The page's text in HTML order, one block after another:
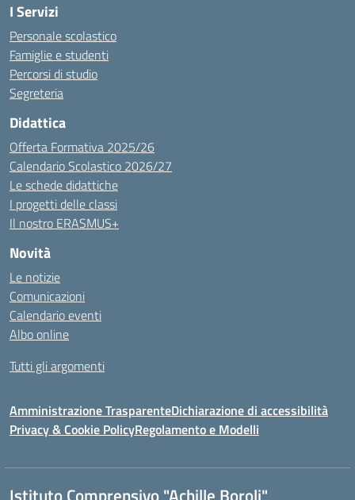
I Servizi
Personale scolastico
Famiglie e studenti
Percorsi di studio
Segreteria
Didattica
Offerta Formativa 2025/26
Calendario Scolastico 2026/27
Le schede didattiche
I progetti delle classi
Il nostro ERASMUS+
Novità
Le notizie
Comunicazioni
Calendario eventi
Albo online
Tutti gli argomenti
Amministrazione TrasparenteDichiarazione di accessibilità
Privacy & Cookie PolicyRegolamento e Modelli